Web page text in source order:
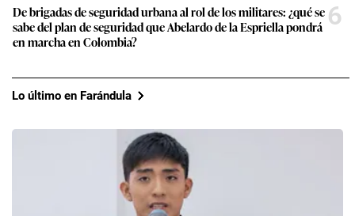
De brigadas de seguridad urbana al rol de los militares: ¿qué se
sabe del plan de seguridad que Abelardo de la Espriella pondrá
en marcha en Colombia?
6
Lo último en Farándula